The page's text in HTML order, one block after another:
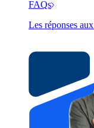
FAQs
Les réponses